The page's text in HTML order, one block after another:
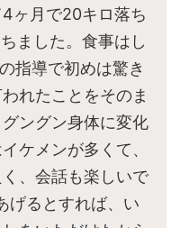
ヶ月で20キロ落ち
ました。食事はし
指導で初めは驚き
れたことをそのま
ングン身体に変化
ケメンが多くて、
、会話も楽しいで
げるとすれば、い